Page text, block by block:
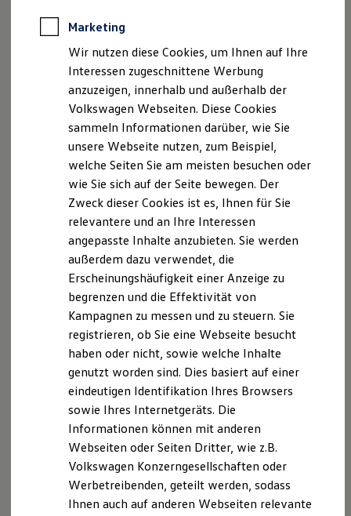
Notdienst und Pannenhilfe
Software, Konnektivität & Apps
California App
VW Connect für Ihren ID. Buzz
VW Connect für Ihren Transporter/Caravelle
VW Connect für Ihren Amarok
VW Connect für andere Modelle
Connect Pro
Fleet Interface Data
Multistop Pathfinder
Übersicht Software Updates
Digitales Bordbuch
Fahrerassistenz- und Sicherheitssysteme
Kontrollleuchten
Batterieverordnung
XTL-Dieselkraftstoff
Ersatzteile und Betriebsflüssigkeiten
Original Zubehör und Lifestyle Produkte
myVolkswagen
myVolkswagen Business
Elektrisch & Autonom
Elektro - & Hybridfahrzeuge
Unser Ansatz
Klimafreundlicher Strom
Reichweite & Ladelösungen
Reichweitensimulator
Ladezeitensimulator
Ladelösungen für Privatkunden
Ladelösungen für Gewerbekunden
Bidirektionales Laden
Förderung & Kosten der Elektrofahrzeuge
Fördermöglichkeiten für Privatkunden
noch dazu verpflichtet.
Datenschutzerklärung
A. Verantwortlicher
Wir freuen uns, dass Sie unsere Webseite der AMSC
Stocker GmbH, Landshuter Str. 25, 93333 Neustadt
a.d. Do. besuchen. Im Folgenden informieren wir Sie
über die Verarbeitung Ihrer personenbezogenen
Daten durch uns im Zusammenhang mit Ihrem
Besuch unserer Webseite.
B. Verarbeitung Ihrer personenbezogenen Daten
Unsere Webseite bietet Ihnen verschiedene
Angebote, die wir Ihnen in Bezug auf dabei durch uns
verarbeitete personenbezogene Daten im Folgenden
näher erläutern möchten. Bei der Datenverarbeitung
im Zusammenhang mit unserer Webseite unterstützt
uns die Volkswagen AG als Auftragsverarbeiterin. Die
Volkswagen AG setzt ihrerseits als
Unterauftragnehmer Salesforce.com ein. Dabei kann
eine Drittlandübertragung in die USA nicht
ausgeschlossen werden. Es wurde aktuelle EU-
Marketing
Wir nutzen diese Cookies, um Ihnen auf Ihre
Interessen zugeschnittene Werbung
anzuzeigen, innerhalb und außerhalb der
Volkswagen Webseiten. Diese Cookies
sammeln Informationen darüber, wie Sie
unsere Webseite nutzen, zum Beispiel,
welche Seiten Sie am meisten besuchen oder
wie Sie sich auf der Seite bewegen. Der
Zweck dieser Cookies ist es, Ihnen für Sie
relevantere und an Ihre Interessen
angepasste Inhalte anzubieten. Sie werden
außerdem dazu verwendet, die
Erscheinungshäufigkeit einer Anzeige zu
begrenzen und die Effektivität von
Kampagnen zu messen und zu steuern. Sie
registrieren, ob Sie eine Webseite besucht
haben oder nicht, sowie welche Inhalte
genutzt worden sind. Dies basiert auf einer
eindeutigen Identifikation Ihres Browsers
sowie Ihres Internetgeräts. Die
Informationen können mit anderen
Webseiten oder Seiten Dritter, wie z.B.
Volkswagen Konzerngesellschaften oder
Werbetreibenden, geteilt werden, sodass
Ihnen auch auf anderen Webseiten relevante